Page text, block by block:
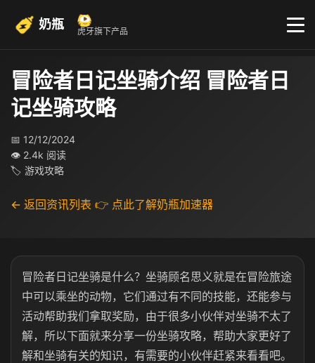
奶瓶 虎牙旗下产品
冒险者日记坐骑介绍 冒险者日
记坐骑攻略
📅 12/12/2024
👁 2.4k 阅读
🏷 游戏攻略
← 返回资讯列表 👉 点此了解奶瓶加速器
冒险者日记坐骑是什么？坐骑顾名思义就是在冒险旅途
中可以乘坐的动物，它们通过有不同的技能，还能参与
活动帮助我们拿取奖励，由于很多小伙伴对坐骑不太了
解，所以下面就来分享一份坐骑攻略，帮助大家更好了
解和坐骑有关的知识，有需要的小伙伴赶紧来看看吧。